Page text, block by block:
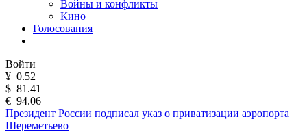
Войны и конфликты
Кино
Голосования
Войти
¥ 0.52
$ 81.41
€ 94.06
Президент России подписал указ о приватизации аэропорта
Шереметьево